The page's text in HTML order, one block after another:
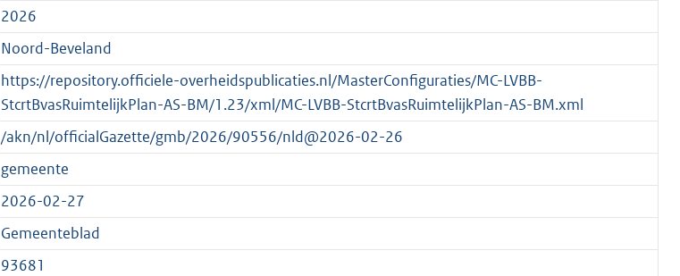
t
e
:
2
K
b
t
t
e
:
2
b
2026
Noord-Beveland
https://repository.officiele-overheidspublicaties.nl/MasterConfiguraties/MC-LVBB-
StcrtBvasRuimtelijkPlan-AS-BM/1.23/xml/MC-LVBB-StcrtBvasRuimtelijkPlan-AS-BM.xml
/akn/nl/officialGazette/gmb/2026/90556/nld@2026-02-26
gemeente
2026-02-27
Gemeenteblad
93681